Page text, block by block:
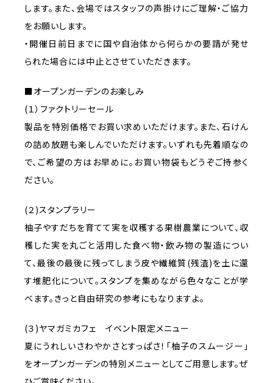
します。また、会場ではスタッフの声掛けにご理解・ご協力
をお願いします。
・開催日前日までに国や自治体から何らかの要請が発せ
られた場合には中止とさせていただきます。
■オープンガーデンのお楽しみ
(１）ファクトリーセール
製品を特別価格でお買い求めいただけます。また、石けん
の詰め放題も楽しんでいただけます。いずれも先着順なの
で、ご希望の方はお早めに。お買い物袋もどうぞご持参く
ださい。
(２)スタンプラリー
柚子やすだちを育てて実を収穫する果樹農業について、収
穫した実を丸ごと活用した食べ物・飲み物の製造につい
て、最後の最後に残ってしまう皮や繊維質(残渣)を土に還
す堆肥化について。スタンプを集めながら色々なことが学
べます。きっと自由研究の参考にもなりますよ。
(３)ヤマガミカフェ イベント限定メニュー
夏にうれしいさわやかさとすっぱさ！「柚子のスムージー」
をオープンガーデンの特別メニューとしてご用意します。ぜ